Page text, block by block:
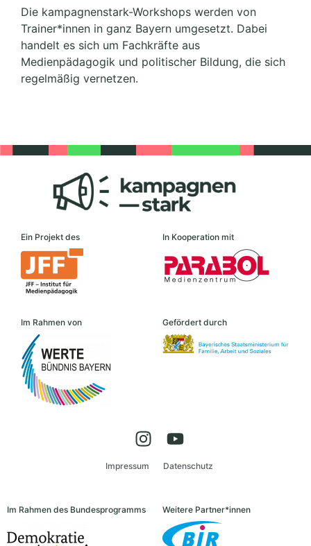
Die kampagnenstark-Workshops werden von
Trainer*innen in ganz Bayern umgesetzt. Dabei
handelt es sich um Fachkräfte aus
Medienpädagogik und politischer Bildung, die sich
regelmäßig vernetzen.
Ein Projekt des In Kooperation mit
Im Rahmen von Gefördert durch
Impressum Datenschutz
Im Rahmen des Bundesprogramms Weitere Partner*innen